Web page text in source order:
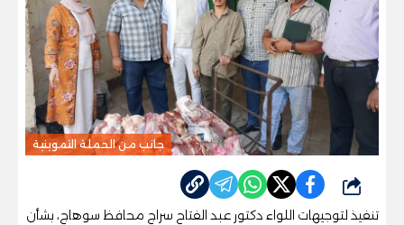
جانب من الحملة التموينية
شارك
تنفيذ لتوجيهات اللواء دكتور عبد الفتاح سراج محافظ سوهاج، بشأن